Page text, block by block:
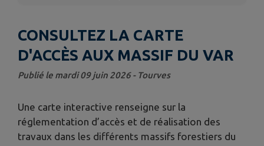
CONSULTEZ LA CARTE
D'ACCÈS AUX MASSIF DU VAR
Publié le mardi 09 juin 2026 - Tourves
Une carte interactive renseigne sur la
réglementation d’accès et de réalisation des
travaux dans les différents massifs forestiers du